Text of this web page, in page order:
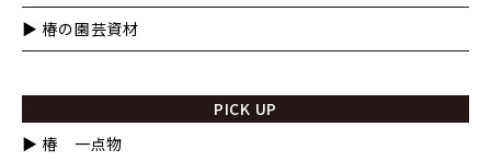
▶︎ 椿の園芸資材
PICK UP
▶︎ 椿 一点物